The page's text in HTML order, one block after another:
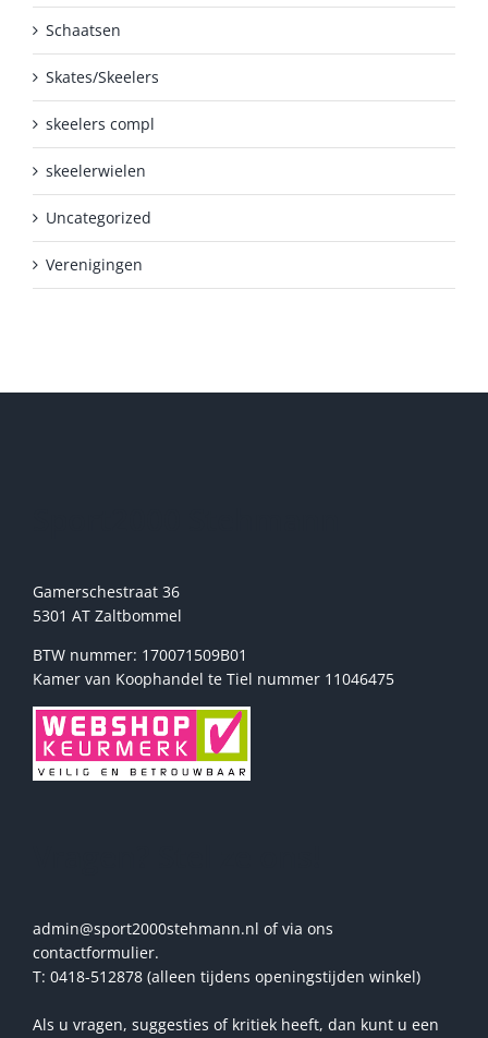
Schaatsen
Skates/Skeelers
skeelers compl
skeelerwielen
Uncategorized
Verenigingen
Gamerschestraat 36
5301 AT Zaltbommel
BTW nummer: 170071509B01
Kamer van Koophandel te Tiel nummer 11046475
admin@sport2000stehmann.nl of via ons
contactformulier.
T: 0418-512878 (alleen tijdens openingstijden winkel)
Als u vragen, suggesties of kritiek heeft, dan kunt u een